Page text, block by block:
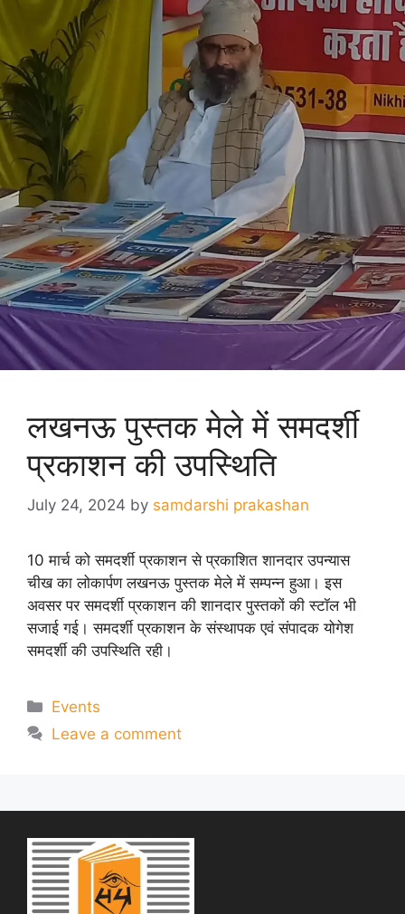
लखनऊ पुस्तक मेले में समदर्शी
प्रकाशन की उपस्थिति
July 24, 2024 by samdarshi prakashan
10 मार्च को समदर्शी प्रकाशन से प्रकाशित शानदार उपन्यास
चीख का लोकार्पण लखनऊ पुस्तक मेले में सम्पन्न हुआ। इस
अवसर पर समदर्शी प्रकाशन की शानदार पुस्तकों की स्टॉल भी
सजाई गई। समदर्शी प्रकाशन के संस्थापक एवं संपादक योगेश
समदर्शी की उपस्थिति रही।
Categories
Events
Leave a comment